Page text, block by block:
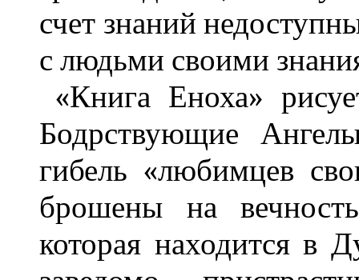
счет знаний
с людьми своими
«Книга Еноха»
Бодрствующие
гибель «любимцев
брошены на
которая находится в